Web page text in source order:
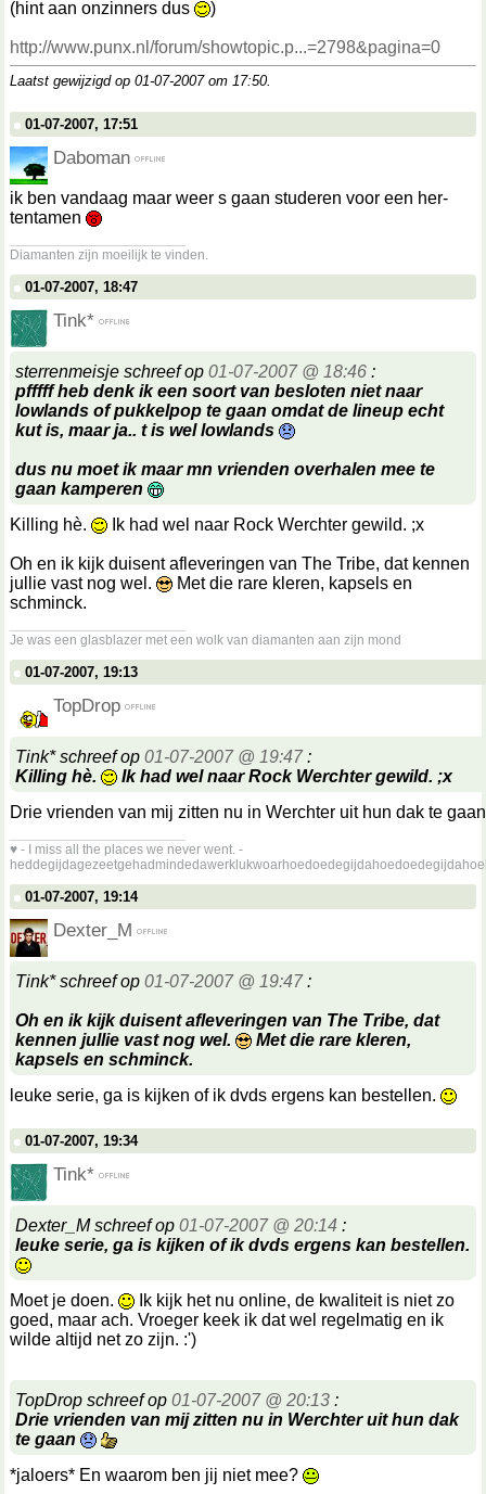
(hint aan onzinners dus )
http://www.punx.nl/forum/showtopic.p...=2798&pagina=0
Laatst gewijzigd op 01-07-2007 om 17:50.
01-07-2007, 17:51
Daboman
ik ben vandaag maar weer s gaan studeren voor een her-
tentamen
Diamanten zijn moeilijk te vinden.
01-07-2007, 18:47
Tink*
sterrenmeisje schreef op 01-07-2007 @ 18:46 :
pfffff heb denk ik een soort van besloten niet naar
lowlands of pukkelpop te gaan omdat de lineup echt
kut is, maar ja.. t is wel lowlands
dus nu moet ik maar mn vrienden overhalen mee te
gaan kamperen
Killing hè.
Ik had wel naar Rock Werchter gewild. ;x
Oh en ik kijk duisent afleveringen van The Tribe, dat kennen
jullie vast nog wel.
Met die rare kleren, kapsels en
schminck.
Je was een glasblazer met een wolk van diamanten aan zijn mond
01-07-2007, 19:13
TopDrop
Tink* schreef op 01-07-2007 @ 19:47:
Killing hè.
Ik had wel naar Rock Werchter gewild. ;x
Drie vrienden van mij zitten nu in Werchter uit hun dak te
♥ - I miss all the places we never went. -
01-07-2007, 19:14
Dexter_M
Tink* schreef op 01-07-2007 @ 19:47:
Oh en ik kijk duisent afleveringen van The Tribe, dat
kennen jullie vast nog wel.
Met die rare kleren,
kapsels en schminck.
leuke serie, ga is kijken of ik dvds ergens kan bestellen.
01-07-2007, 19:34
Tink*
Dexter_M schreef op 01-07-2007 @ 20:14 :
leuke serie, ga is kijken of ik dvds ergens kan bestellen.
Moet je doen.
Ik kijk het nu online, de kwaliteit is niet zo
goed, maar ach. Vroeger keek ik dat wel regelmatig en ik
wilde altijd net zo zijn. :')
TopDrop schreef op 01-07-2007 @ 20:13 :
Drie vrienden van mij zitten nu in Werchter uit hun dak
te gaan
*jaloers* En waarom ben jij niet mee?